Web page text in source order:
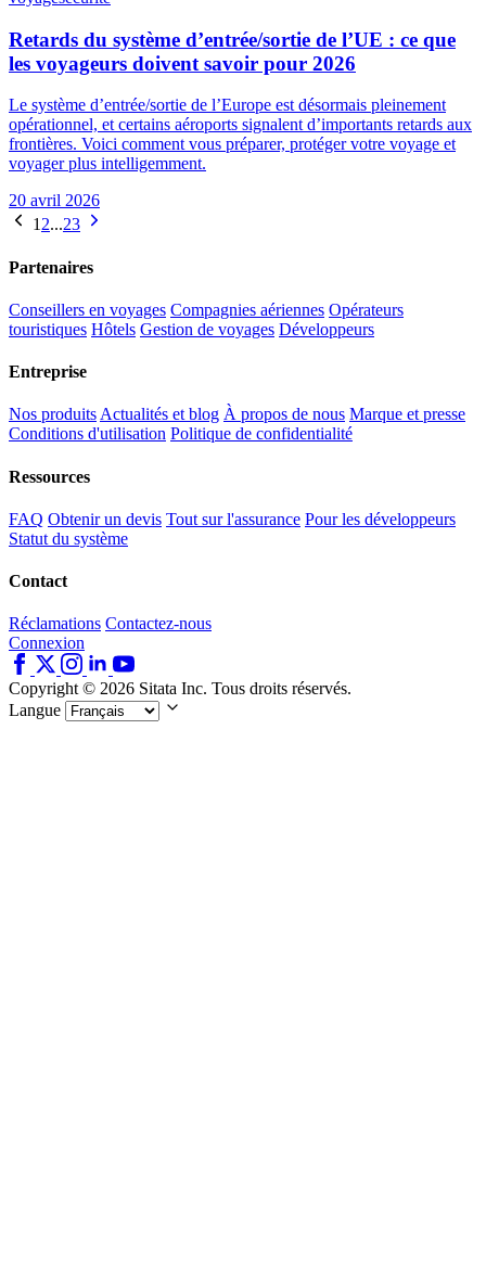
Retards du système d’entrée/sortie de l’UE : ce que
les voyageurs doivent savoir pour 2026
Le système d’entrée/sortie de l’Europe est désormais pleinement
opérationnel, et certains aéroports signalent d’importants retards aux
frontières. Voici comment vous préparer, protéger votre voyage et
voyager plus intelligemment.
20 avril 2026
1 2...23
Partenaires
Conseillers en voyages Compagnies aériennes Opérateurs
touristiques Hôtels Gestion de voyages Développeurs
Entreprise
Nos produitsActualités et blog À propos de nous Marque et presse
Conditions d'utilisation Politique de confidentialité
Ressources
FAQ Obtenir un devis Tout sur l'assurance Pour les développeurs
Statut du système
Contact
Réclamations Contactez-nous
Connexion
Copyright © 2026 Sitata Inc. Tous droits réservés.
Langue